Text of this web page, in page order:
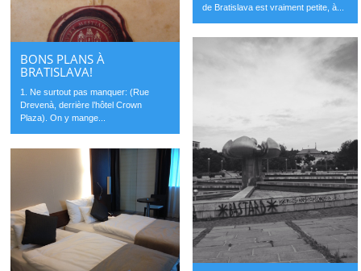
BONS PLANS À
BRATISLAVA!
1. Ne surtout pas manquer: (Rue
Drevenà, derrière l’hôtel Crown
Plaza). On y mange...
de Bratislava est vraiment petite, à...